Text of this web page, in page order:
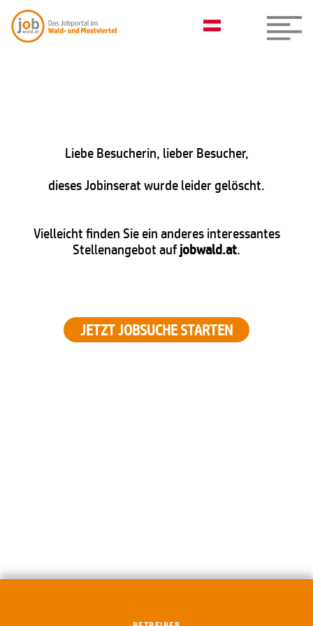
Liebe Besucherin, lieber Besucher,
dieses Jobinserat wurde leider gelöscht.
Vielleicht finden Sie ein anderes interessantes
Stellenangebot aufjobwald.at.
JETZT JOBSUCHE STARTEN